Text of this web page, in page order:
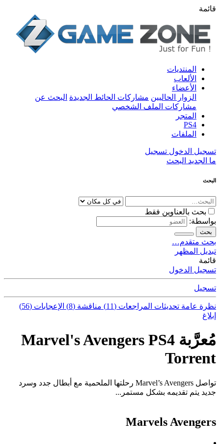
قائمة
المنتديات
الألعاب
الأعضاء
الزوار الحاليين مشاركات الحائط الجديدة البحث عن
مشاركات الملف الشخصي
المتجر
PS4
الملفات
تسجيل الدخول تسجيل
ما الجديد البحث
البحث
بحث بالعناوين فقط
بواسطة:
بحث
بحث متقدم…
تبديل المظهر
قائمة
تسجيل الدخول
تسجيل
نظرة عامة تحديثات المراجعات (11) مناقشة (8)
الإعجابات (56)
إبلاغ
مُعرَّبة Marvel's Avengers PS4
Torrent
تواصل Marvel’s Avengers رحلتها الملحمية مع أبطال جدد وسرد
جديد يتم تقديمه بشكل مستمر...
Marvels Avengers